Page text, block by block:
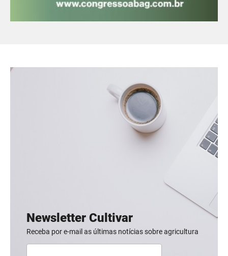
Newsletter Cultivar
Receba por e-mail as últimas notícias sobre agricultura